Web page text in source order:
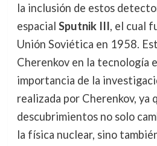
la inclusión de estos
espacial Sputnik III, el cual
Unión Soviética en 1958.
Cherenkov en la tecnología
importancia de la
realizada por Cherenkov, ya
descubrimientos no solo
la física nuclear, sino